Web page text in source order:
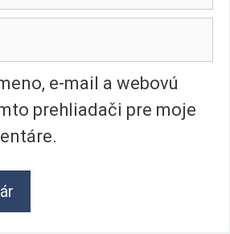
e-mail a webovú
prehliadači pre moje